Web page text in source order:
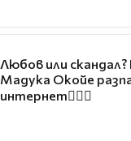
Любов или скандал?
Мадука Окойе
интернет❤️‍🔥🔥